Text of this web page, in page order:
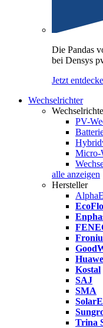
Die Pandas
bei Densys
Jetzt
Wechselrichter
PV-
Micro-
alle anzeigen
Hersteller
Kostal
SAJ
SMA
Trina